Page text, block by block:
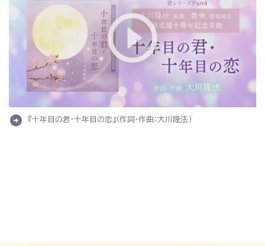
arrow_circle_right 『十年目の君・十年目の恋』（作詞・作曲：大川隆法）